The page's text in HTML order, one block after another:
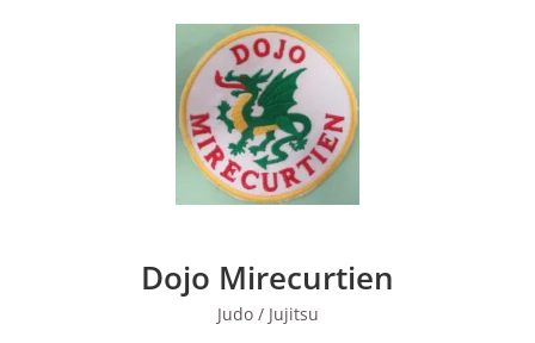
Dojo Mirecurtien
Judo / Jujitsu